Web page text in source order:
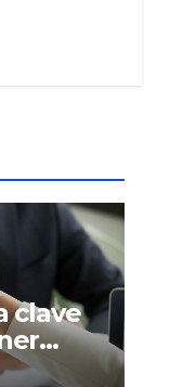
clave